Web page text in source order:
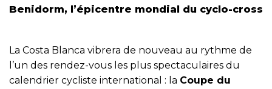
Benidorm, l’épicentre mondial du cyclo-cross
La Costa Blanca vibrera de nouveau au rythme de
l’un des rendez-vous les plus spectaculaires du
calendrier cycliste international : la Coupe du